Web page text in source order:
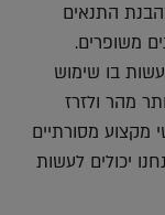
התנאים
משופרים.
בו שימוש
מהר ולזרז
מקצוע מסורתיים
יכולים לעשות